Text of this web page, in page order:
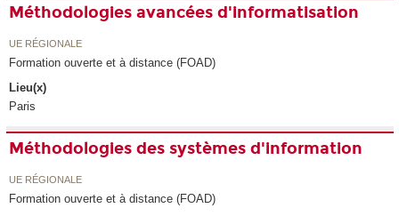
Méthodologies avancées d'informatisation
UE RÉGIONALE
Formation ouverte et à distance (FOAD)
Lieu(x)
Paris
Méthodologies des systèmes d'information
UE RÉGIONALE
Formation ouverte et à distance (FOAD)